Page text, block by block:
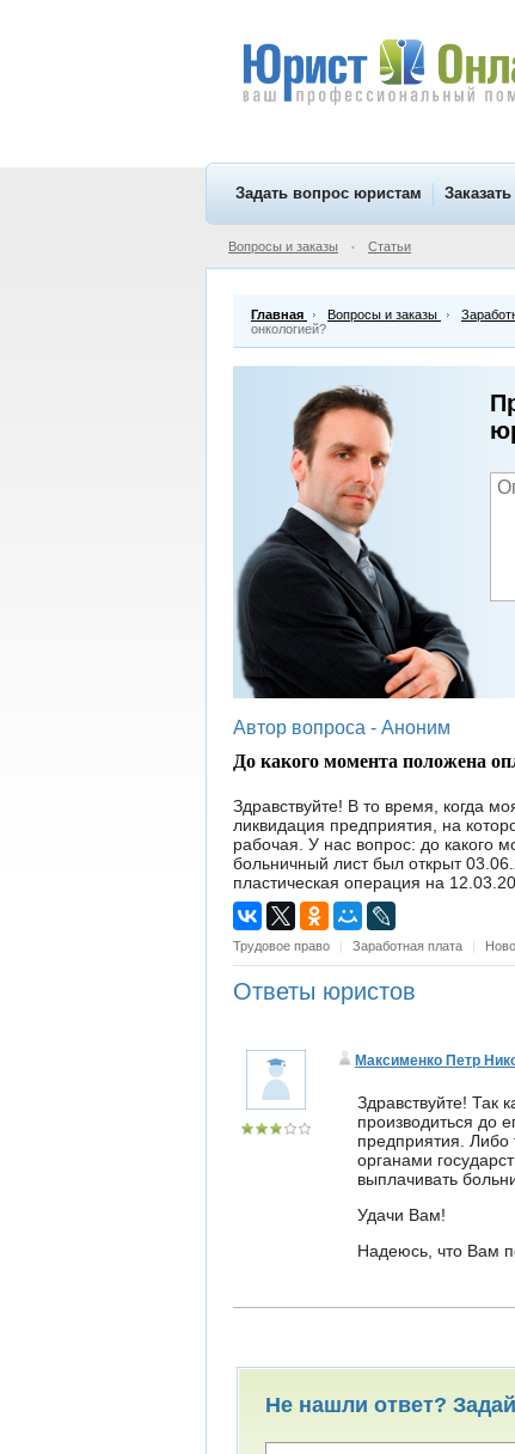
Задать вопрос юристам
Вопросы и заказы • Статьи
Главная Вопросы и заказы
онкологией?
Автор вопроса - Аноним
До какого момента положена
Здравствуйте! В то время, когда
ликвидация предприятия, на
рабочая. У нас вопрос: до какого
больничный лист был открыт
пластическая операция на
Трудовое право | Заработная плата |
Ответы юристов
Максименко Петр
Здравствуйте! Так
производиться до
предприятия. Либо
органами
выплачивать
Удачи Вам!
Надеюсь, что Вам
Не нашли ответ?